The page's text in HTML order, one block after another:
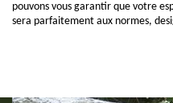
pouvons vous garantir que votre
sera parfaitement aux normes,